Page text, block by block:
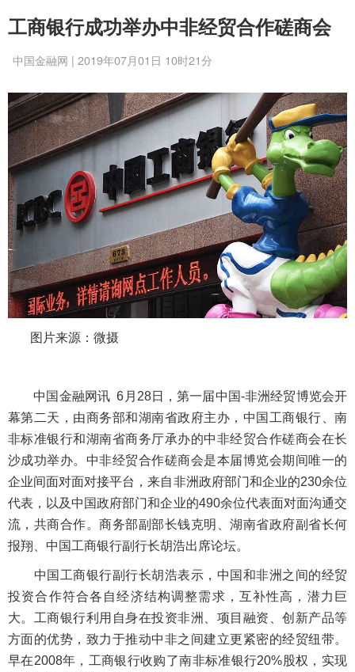
工商银行成功举办中非经贸合作磋商会
中国金融网 | 2019年07月01日 10时21分
图片来源：微摄
中国金融网讯 6月28日，第一届中国-非洲经贸博览会开
幕第二天，由商务部和湖南省政府主办，中国工商银行、南
非标准银行和湖南省商务厅承办的中非经贸合作磋商会在长
沙成功举办。中非经贸合作磋商会是本届博览会期间唯一的
企业间面对面对接平台，来自非洲政府部门和企业的230余位
代表，以及中国政府部门和企业的490余位代表面对面沟通交
流，共商合作。商务部副部长钱克明、湖南省政府副省长何
报翔、中国工商银行副行长胡浩出席论坛。
中国工商银行副行长胡浩表示，中国和非洲之间的经贸
投资合作符合各自经济结构调整需求，互补性高，潜力巨
大。工商银行利用自身在投资非洲、项目融资、创新产品等
方面的优势，致力于推动中非之间建立更紧密的经贸纽带。
早在2008年，工商银行收购了南非标准银行20%股权，实现